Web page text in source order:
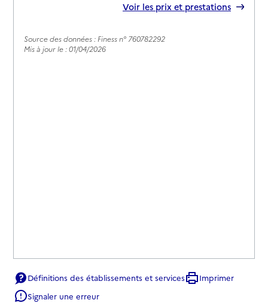
Voir les prix et prestations
Source des données : Finess n° 760782292
Mis à jour le : 01/04/2026
Définitions des établissements et services
Imprimer
Signaler une erreur